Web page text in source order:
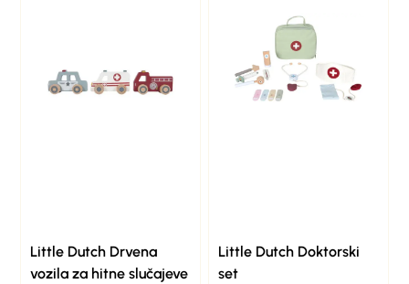
Little Dutch Drvena
vozila za hitne slučajeve
Little Dutch Doktorski
set